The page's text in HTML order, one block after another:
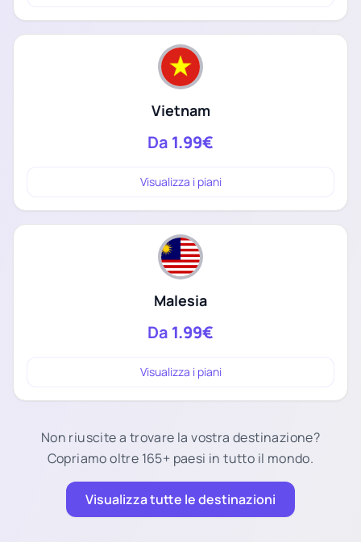
Vietnam
Da 1.99€
Visualizza i piani
Malesia
Da 1.99€
Visualizza i piani
Non riuscite a trovare la vostra destinazione?
Copriamo oltre 165+ paesi in tutto il mondo.
Visualizza tutte le destinazioni